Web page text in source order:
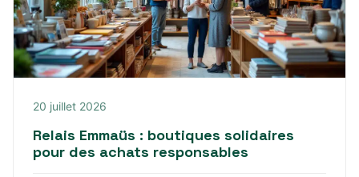
20 juillet 2026
Relais Emmaüs : boutiques solidaires
pour des achats responsables